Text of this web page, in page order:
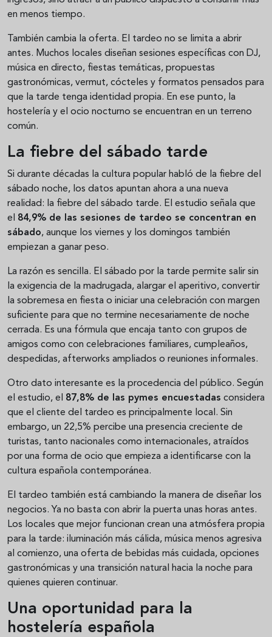
en menos tiempo.
También cambia la oferta. El tardeo no se limita a abrir
antes. Muchos locales diseñan sesiones específicas con DJ,
música en directo, fiestas temáticas, propuestas
gastronómicas, vermut, cócteles y formatos pensados para
que la tarde tenga identidad propia. En ese punto, la
hostelería y el ocio nocturno se encuentran en un terreno
común.
La fiebre del sábado tarde
Si durante décadas la cultura popular habló de la fiebre del
sábado noche, los datos apuntan ahora a una nueva
realidad: la fiebre del sábado tarde. El estudio señala que
el 84,9% de las sesiones de tardeo se concentran en
sábado, aunque los viernes y los domingos también
empiezan a ganar peso.
La razón es sencilla. El sábado por la tarde permite salir sin
la exigencia de la madrugada, alargar el aperitivo, convertir
la sobremesa en fiesta o iniciar una celebración con margen
suficiente para que no termine necesariamente de noche
cerrada. Es una fórmula que encaja tanto con grupos de
amigos como con celebraciones familiares, cumpleaños,
despedidas, afterworks ampliados o reuniones informales.
Otro dato interesante es la procedencia del público. Según
el estudio, el 87,8% de las pymes encuestadas considera
que el cliente del tardeo es principalmente local. Sin
embargo, un 22,5% percibe una presencia creciente de
turistas, tanto nacionales como internacionales, atraídos
por una forma de ocio que empieza a identificarse con la
cultura española contemporánea.
El tardeo también está cambiando la manera de diseñar los
negocios. Ya no basta con abrir la puerta unas horas antes.
Los locales que mejor funcionan crean una atmósfera propia
para la tarde: iluminación más cálida, música menos agresiva
al comienzo, una oferta de bebidas más cuidada, opciones
gastronómicas y una transición natural hacia la noche para
quienes quieren continuar.
Una oportunidad para la
hostelería española